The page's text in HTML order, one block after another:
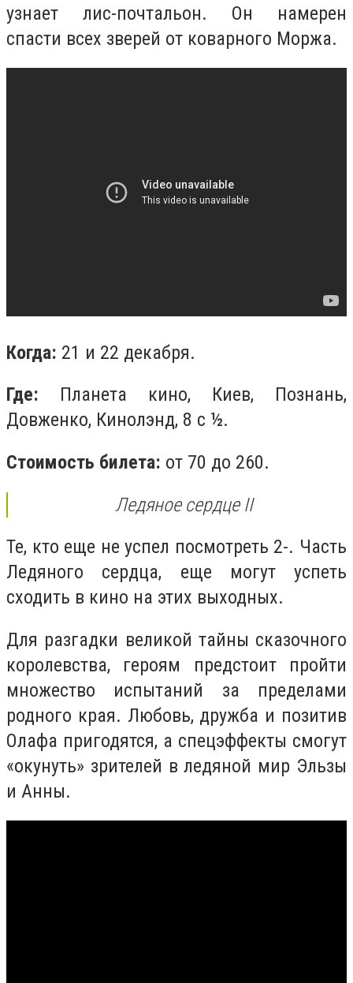
узнает лис-почтальон. Он намерен
спасти всех зверей от коварного Моржа.
Когда: 21 и 22 декабря.
Где: Планета кино, Киев, Познань,
Довженко, Кинолэнд, 8 с ½.
Стоимость билета: от 70 до 260.
Ледяное сердце II
Те, кто еще не успел посмотреть 2-. Часть
Ледяного сердца, еще могут успеть
сходить в кино на этих выходных.
Для разгадки великой тайны сказочного
королевства, героям предстоит пройти
множество испытаний за пределами
родного края. Любовь, дружба и позитив
Олафа пригодятся, а спецэффекты смогут
«окунуть» зрителей в ледяной мир Эльзы
и Анны.